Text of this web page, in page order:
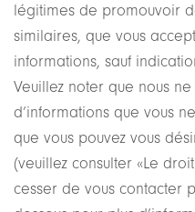
légitimes de promouvoir
similaires, que vous
informations, sauf
Veuillez noter que nous
d’informations que vous
que vous pouvez vous
(veuillez consulter «Le
cesser de vous contacter